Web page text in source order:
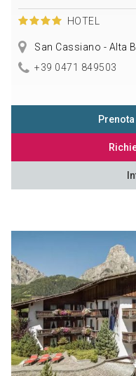
HOTEL
San Cassiano - Alta
+39 0471 849503